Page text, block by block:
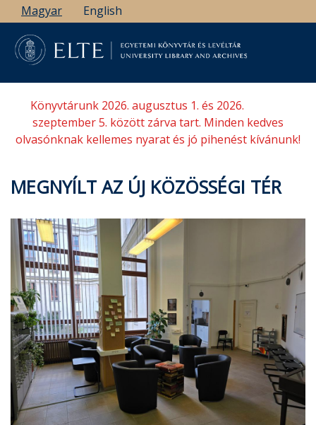
Ugrás
a
tartalomra
Magyar English
Könyvtárunk 2026. augusztus 1. és 2026.
szeptember 5. között zárva tart. Minden kedves
olvasónknak kellemes nyarat és jó pihenést kívánunk!
MEGNYÍLT AZ ÚJ KÖZÖSSÉGI TÉR